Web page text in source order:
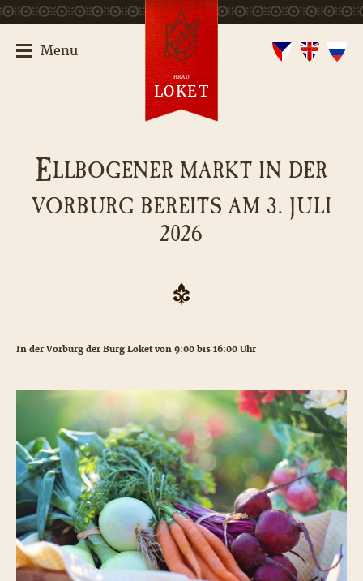
ELLBOGENER MARKT IN DER
VORBURG BEREITS AM 3. JULI
2026
In der Vorburg der Burg Loket von 9:00 bis 16:00 Uhr
Menu
HRAD
LOKET